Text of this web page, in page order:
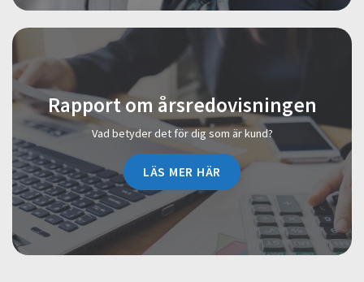
Rapport om årsredovisningen
Vad betyder det för dig som är kund?
LÄS MER HÄR